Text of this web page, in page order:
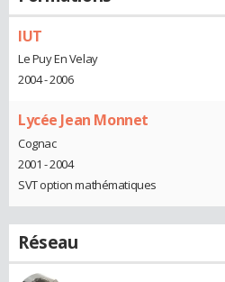
IUT
Le Puy En Velay
2004 - 2006
Lycée Jean Monnet
Cognac
2001 - 2004
SVT option mathématiques
Réseau